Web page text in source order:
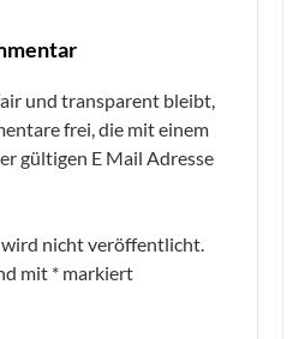
und transparent bleibt,
frei, die mit einem
gültigen E Mail Adresse
nicht veröffentlicht.
mit * markiert